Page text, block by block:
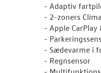
- Adaptiv
- 2-zoners
- Apple
-
- Sædevarme i
- Regnsensor